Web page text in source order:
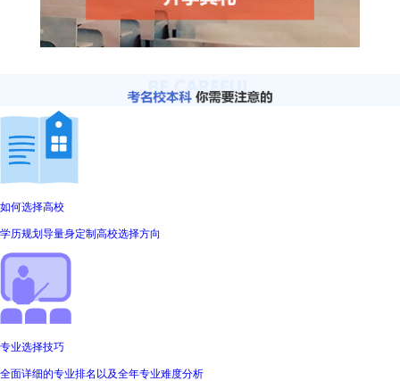
如何选择高校
学历规划导量身定制高校选择方向
专业选择技巧
全面详细的专业排名以及全年专业难度分析